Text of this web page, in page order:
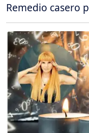
Remedio casero